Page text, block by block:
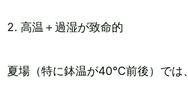
2. 高温＋過湿が致命的
夏場（特に鉢温が40℃前後）では、